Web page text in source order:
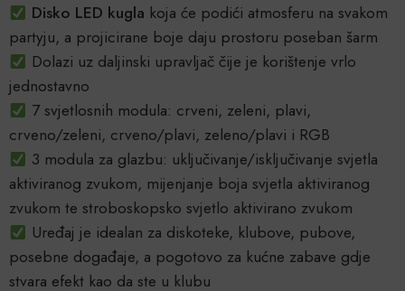
Disko LED kugla koja će podići atmosferu na svakom
partyju, a projicirane boje daju prostoru poseban šarm
Dolazi uz daljinski upravljač čije je korištenje vrlo
jednostavno
7 svjetlosnih modula: crveni, zeleni, plavi,
crveno/zeleni, crveno/plavi, zeleno/plavi i RGB
3 modula za glazbu: uključivanje/isključivanje svjetla
aktiviranog zvukom, mijenjanje boja svjetla aktiviranog
zvukom te stroboskopsko svjetlo aktivirano zvukom
Uređaj je idealan za diskoteke, klubove, pubove,
posebne događaje, a pogotovo za kućne zabave gdje
stvara efekt kao da ste u klubu